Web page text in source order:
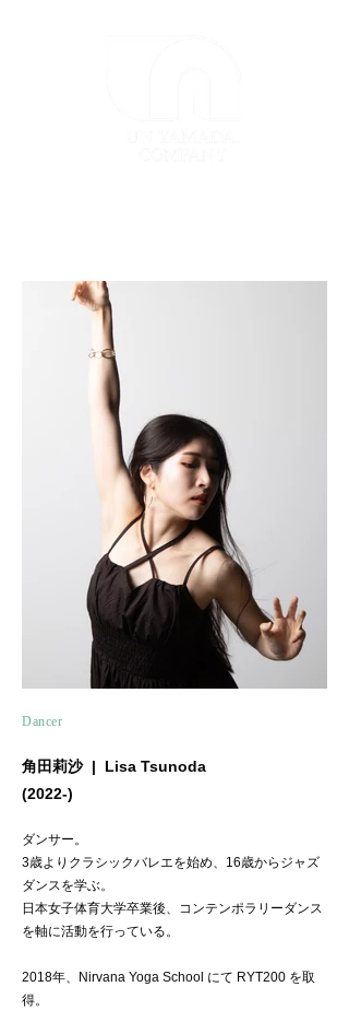
​Dancer
角田莉沙 | Lisa Tsunoda
(2022-)
ダンサー。
3歳よりクラシックバレエを始め、16歳からジャズ
ダンスを学ぶ。
日本女子体育大学卒業後、コンテンポラリーダンス
を軸に活動を行っている。
2018年、Nirvana Yoga School にて RYT200 を取
得。